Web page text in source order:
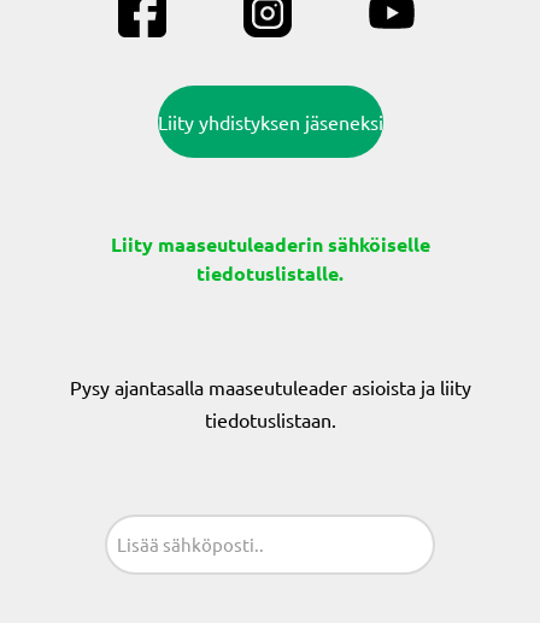
Liity yhdistyksen jäseneksi
Liity maaseutuleaderin sähköiselle
tiedotuslistalle.
Pysy ajantasalla maaseutuleader asioista ja liity
tiedotuslistaan.